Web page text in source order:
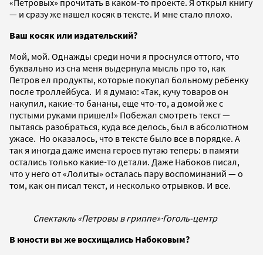
— и сразу же нашел косяк в тексте. И мне стало плохо.
Ваш косяк или издательский?
Мой, мой. Однажды среди ночи я проснулся оттого, что
буквально из сна меня выдернула мысль про то, как
Петров ел продукты, которые покупал больному ребенку
после троллейбуса. И я думаю: «Так, кучу товаров он
накупил, какие-то бананы, еще что-то, а домой же с
пустыми руками пришел!» Побежал смотреть текст —
пытаясь разобраться, куда все делось, был в абсолютном
ужасе. Но оказалось, что в тексте было все в порядке. А
так я иногда даже имена героев путаю теперь: в памяти
остались только какие-то детали. Даже Набоков писал,
что у него от «Лолиты» осталась пару воспоминаний — о
том, как он писал текст, и несколько отрывков. И все.
Спектакль «Петровы в гриппе»·Гоголь-центр
В юности вы же восхищались Набоковым?